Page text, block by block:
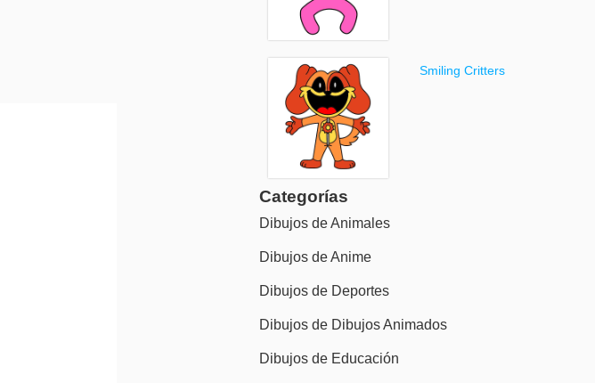
Smiling Critters
Categorías
Dibujos de Animales
Dibujos de Anime
Dibujos de Deportes
Dibujos de Dibujos Animados
Dibujos de Educación